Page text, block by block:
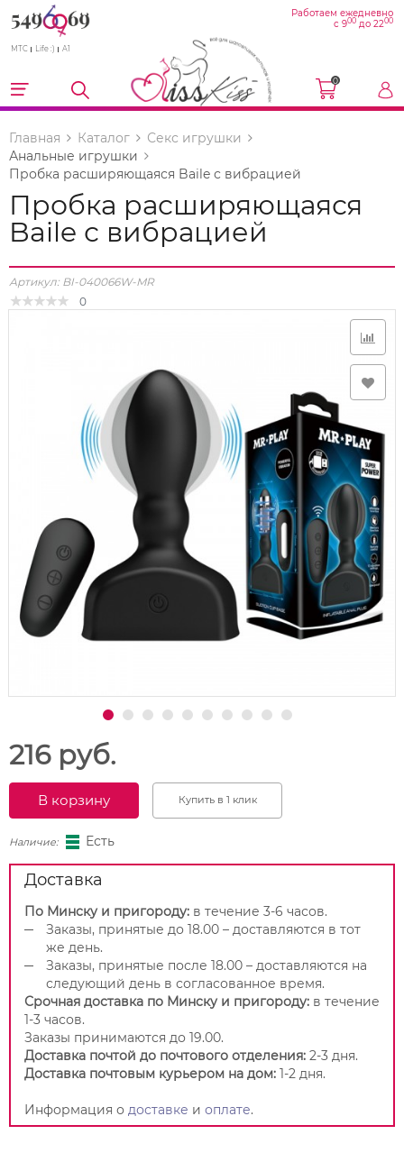
МТС Life :) A1
Работаем ежедневно
с 900 до 2200
0
Главная Каталог
Секс игрушки
Анальные игрушки
Пробка расширяющаяся Baile с вибрацией
Пробка расширяющаяся
Baile с вибрацией
Артикул: BI-040066W-MR
0
216 руб.
В корзину Купить в 1 клик
Наличие: Есть
Доставка
По Минску и пригороду: в течение 3-6 часов.
Заказы, принятые до 18.00 – доставляются в тот
же день.
Заказы, принятые после 18.00 – доставляются на
следующий день в согласованное время.
Срочная доставка по Минску и пригороду: в течение
1-3 часов.
Заказы принимаются до 19.00.
Доставка почтой до почтового отделения: 2-3 дня.
Доставка почтовым курьером на дом: 1-2 дня.
Информация о доставке и оплате.